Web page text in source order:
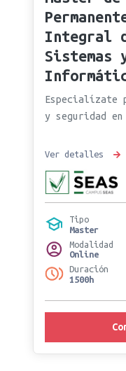
Integral
Sistemas
Especialízate
y seguridad
Ver detalles
Tipo
Master
Modalidad
Online
Duración
1500h